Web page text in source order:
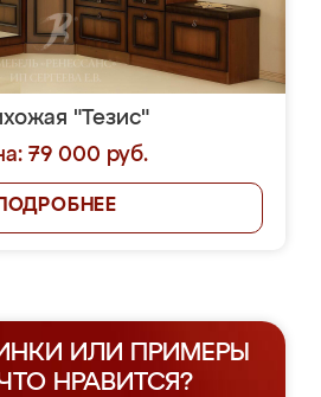
"Тезис"
79 000 руб.
ПОДРОБНЕЕ
ИЛИ ПРИМЕРЫ
ЧТО НРАВИТСЯ?